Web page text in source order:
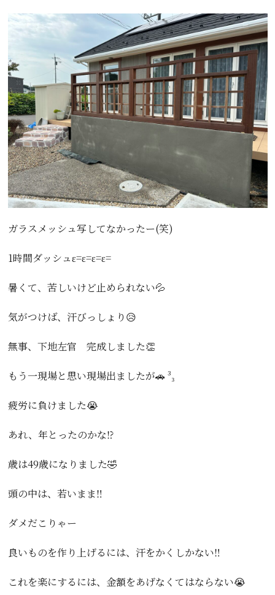
ガラスメッシュ写してなかったー(笑)
1時間ダッシュε=ε=ε=ε=
暑くて、苦しいけど止められない💦
気がつけば、汗びっしょり😥
無事、下地左官 完成しました👏
もう一現場と思い現場出ましたが🚗 ³₃
疲労に負けました😭
あれ、年とったのかな⁉️
歳は49歳になりました🤣
頭の中は、若いまま‼️
ダメだこりゃー
良いものを作り上げるには、汗をかくしかない‼️
これを楽にするには、金額をあげなくてはならない😭